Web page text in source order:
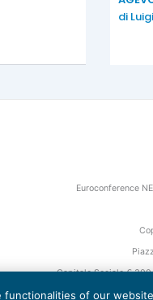
di
Euroconference
Capitale Sociale €
of our